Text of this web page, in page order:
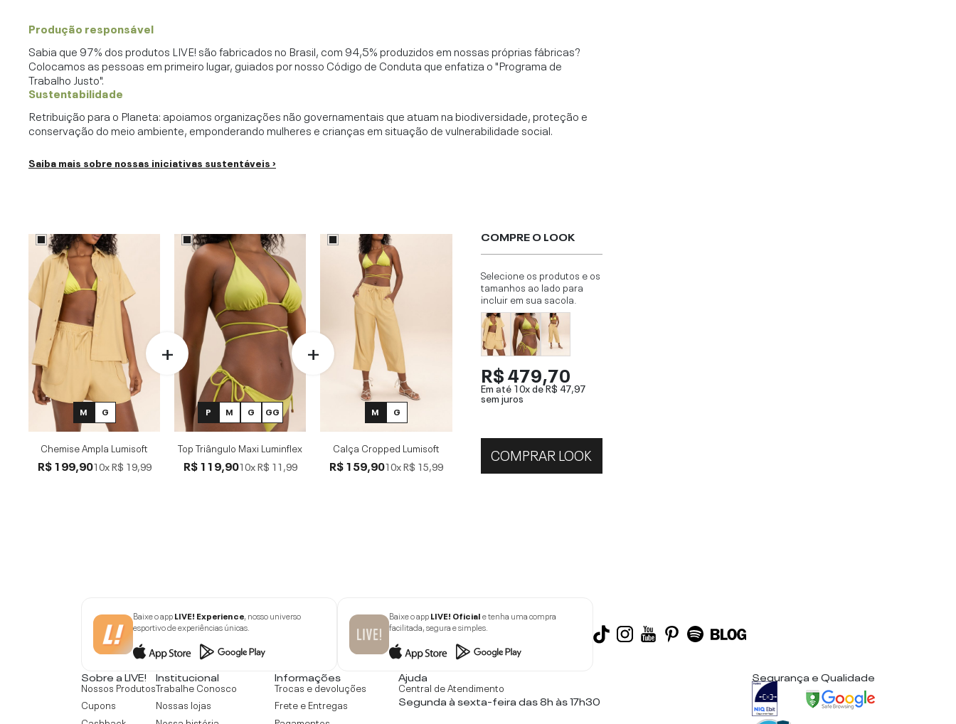
Produção responsável
Sabia que 97% dos produtos LIVE! são fabricados no Brasil, com 94,5% produzidos em nossas próprias fábricas?
Colocamos as pessoas em primeiro lugar, guiados por nosso Código de Conduta que enfatiza o "Programa de
Trabalho Justo".
Sustentabilidade
Retribuição para o Planeta: apoiamos organizações não governamentais que atuam na biodiversidade, proteção e
conservação do meio ambiente, emponderando mulheres e crianças em situação de vulnerabilidade social.
Saiba mais sobre nossas iniciativas sustentáveis ›
M G
Chemise Ampla Lumisoft
R$ 199,9010xR$ 19,99
P M G GG
Top Triângulo Maxi Luminflex
R$ 119,9010xR$ 11,99
M G
Calça Cropped Lumisoft
R$ 159,9010xR$ 15,99
COMPRE O LOOK
Selecione os produtos e os
tamanhos ao lado para
incluir em sua sacola.
R$ 479,70
Em até 10x deR$ 47,97
sem juros
COMPRAR LOOK
Baixe o appLIVE! Experience, nosso universo
esportivo de experiências únicas.
Baixe o appLIVE! Oficiale tenha uma compra
facilitada, segura e simples.
Sobre a LIVE!
Nossos Produtos
Cupons
Institucional
Trabalhe Conosco
Nossas lojas
Informações
Trocas e devoluções
Frete e Entregas
Ajuda
Central de Atendimento
Segunda à sexta-feira das 8h às 17h30
Segurança e Qualidade